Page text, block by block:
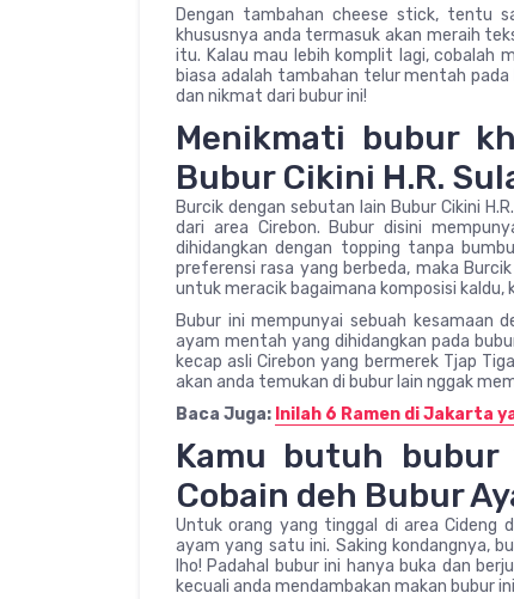
Dengan tambahan cheese stick, tentu
khususnya anda termasuk akan meraih
itu. Kalau mau lebih komplit lagi, cobalah
biasa adalah tambahan telur mentah pada
dan nikmat dari bubur ini!
Menikmati bubur
Bubur Cikini H.R.
Burcik dengan sebutan lain Bubur Cikini
dari area Cirebon. Bubur disini
dihidangkan dengan topping tanpa
preferensi rasa yang berbeda, maka
untuk meracik bagaimana komposisi kaldu,
Bubur ini mempunyai sebuah kesamaan
ayam mentah yang dihidangkan pada
kecap asli Cirebon yang bermerek Tjap
akan anda temukan di bubur lain nggak
Baca Juga: Inilah 6 Ramen di Jakarta
Kamu butuh bubur
Cobain deh Bubur
Untuk orang yang tinggal di area Cideng
ayam yang satu ini. Saking kondangnya,
lho! Padahal bubur ini hanya buka dan
kecuali anda mendambakan makan bubur